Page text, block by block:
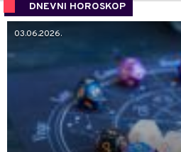
DNEVNI HOROSKOP
03.06.2026.